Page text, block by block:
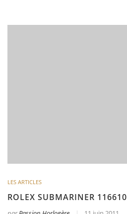
LES ARTICLES
ROLEX SUBMARINER 116610